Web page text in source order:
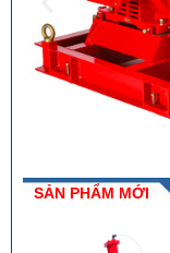
SẢN PHẨM MỚI